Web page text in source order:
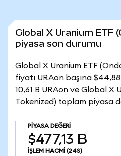
Global X Uranium ETF
piyasa son durumu
Global X Uranium ETF
fiyatı URAon başına
10,61 B URAon ve Global X
Tokenized) toplam piyasa
PIYASA DEĞERI
$477,13 B
İŞLEM HACMI (24S)